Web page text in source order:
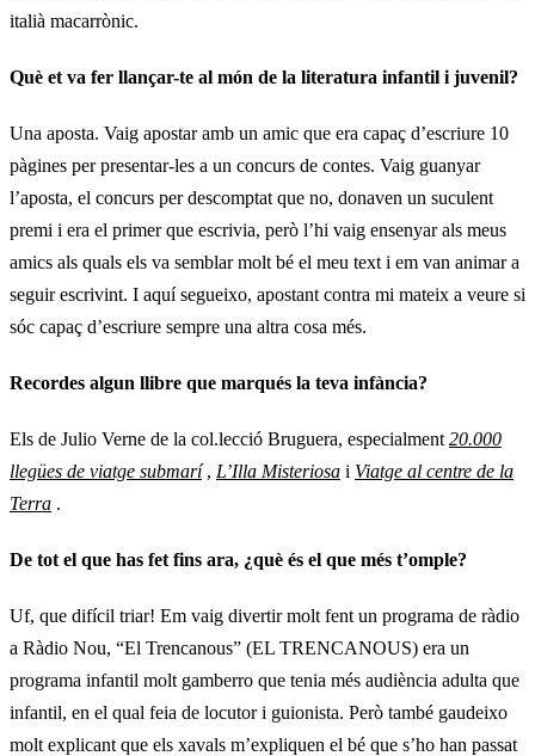
italià macarrònic.
Què et va fer llançar-te al món de la literatura infantil i juvenil?
Una aposta. Vaig apostar amb un amic que era capaç d’escriure 10
pàgines per presentar-les a un concurs de contes. Vaig guanyar
l’aposta, el concurs per descomptat que no, donaven un suculent
premi i era el primer que escrivia, però l’hi vaig ensenyar als meus
amics als quals els va semblar molt bé el meu text i em van animar a
seguir escrivint. I aquí segueixo, apostant contra mi mateix a veure si
sóc capaç d’escriure sempre una altra cosa més.
Recordes algun llibre que marqués la teva infància?
Els de Julio Verne de la col.lecció Bruguera, especialment 20.000
llegües de viatge submarí, L’Illa Misteriosa i Viatge al centre de la
Terra .
De tot el que has fet fins ara, ¿què és el que més t’omple?
Uf, que difícil triar! Em vaig divertir molt fent un programa de ràdio
a Ràdio Nou, “El Trencanous” (EL TRENCANOUS) era un
programa infantil molt gamberro que tenia més audiència adulta que
infantil, en el qual feia de locutor i guionista. Però també gaudeixo
molt explicant que els xavals m’expliquen el bé que s’ho han passat